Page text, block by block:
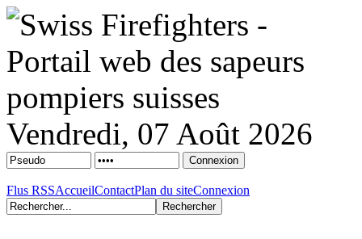
Vendredi, 07 Août 2026
Flus RSSAccueilContactPlan du siteConnexion